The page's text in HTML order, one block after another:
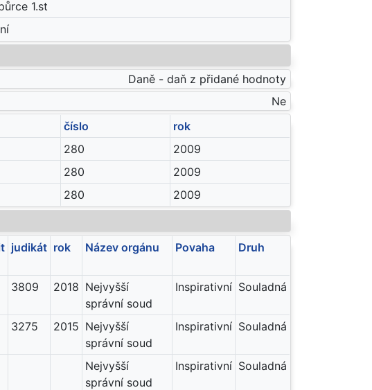
1.st
Daně - daň z přidané hodnoty
Ne
číslo
rok
280
2009
280
2009
280
2009
judikát rok Název orgánu Povaha Druh
3809 2018 Nejvyšší
správní soud
Inspirativní Souladná
3275 2015 Nejvyšší
správní soud
Inspirativní Souladná
Nejvyšší
správní soud
Inspirativní Souladná